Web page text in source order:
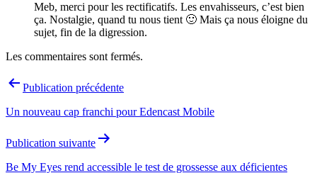
Meb, merci pour les rectificatifs. Les envahisseurs, c’est bien
ça. Nostalgie, quand tu nous tient 🙂 Mais ça nous éloigne du
sujet, fin de la digression.
Les commentaires sont fermés.
Navigation
l’article
Publication précédente
Un nouveau cap franchi pour Edencast Mobile
Publication suivante
Be My Eyes rend accessible le test de grossesse aux déficientes